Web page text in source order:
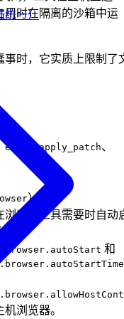
统一）
用时在隔离的沙箱中运
时，它实质上限制了
edit 、apply_patch、
）。
浏览器工具需要时自动
和
浏览器。